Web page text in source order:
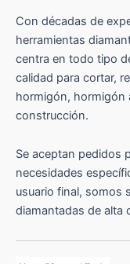
Con décadas de
herramientas
centra en todo tipo
calidad para cortar,
hormigón, hormigón
construcción.
Se aceptan pedidos
necesidades
usuario final, somos
diamantadas de alta